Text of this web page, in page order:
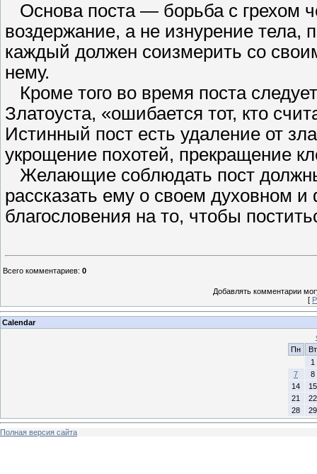
Основа поста — борьба с грехом
воздержание, а не изнурение тела,
каждый должен соизмерить со
нему.
Кроме того во время поста
Златоуста, «ошибается тот, кто
Истинный пост есть удаление от
укрощение похотей, прекращение
Желающие соблюдать пост
рассказать ему о своем духовном
благословения на то, чтобы
Всего комментариев: 0
Добавлять комментарии
[
Calendar
Пн
Вт
1
7
8
14
15
21
22
28
29
Полная версия сайта